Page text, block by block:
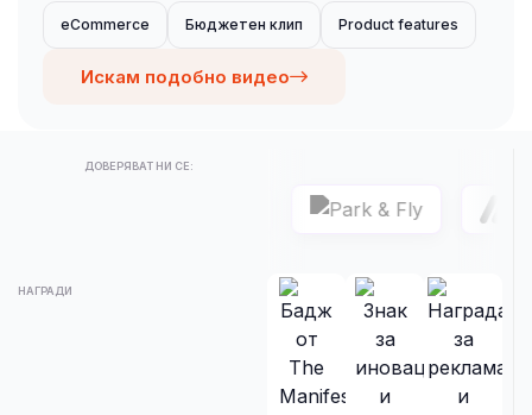
eCommerce Бюджетен клип Product features
Искам подобно видео
ДОВЕРЯВАТ НИ СЕ:
НАГРАДИ